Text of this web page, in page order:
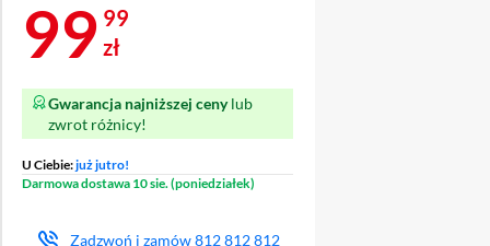
Cena 99,99 zł
99 99
zł
Gwarancja najniższej cenylub
zwrot różnicy!
U Ciebie:już jutro!
Darmowa dostawa 10 sie. (poniedziałek)
Zadzwoń i zamów812 812 812